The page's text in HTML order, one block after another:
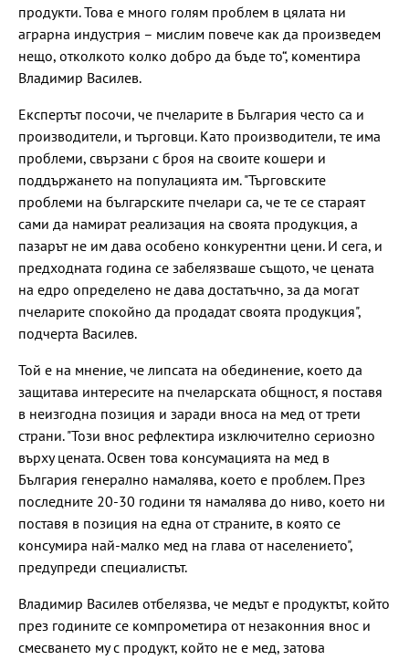
продукти. Това е много голям проблем в цялата ни
аграрна индустрия – мислим повече как да произведем
нещо, отколкото колко добро да бъде то“, коментира
Владимир Василев.
Експертът посочи, че пчеларите в България често са и
производители, и търговци. Като производители, те има
проблеми, свързани с броя на своите кошери и
поддържането на популацията им. "Търговските
проблеми на българските пчелари са, че те се стараят
сами да намират реализация на своята продукция, а
пазарът не им дава особено конкурентни цени. И сега, и
предходната година се забелязваше същото, че цената
на едро определено не дава достатъчно, за да могат
пчеларите спокойно да продадат своята продукция",
подчерта Василев.
Той е на мнение, че липсата на обединение, което да
защитава интересите на пчеларската общност, я поставя
в неизгодна позиция и заради вноса на мед от трети
страни. "Този внос рефлектира изключително сериозно
върху цената. Освен това консумацията на мед в
България генерално намалява, което е проблем. През
последните 20-30 години тя намалява до ниво, което ни
поставя в позиция на една от страните, в която се
консумира най-малко мед на глава от населението",
предупреди специалистът.
Владимир Василев отбелязва, че медът е продуктът, който
през годините се компрометира от незаконния внос и
смесването му с продукт, който не е мед, затова